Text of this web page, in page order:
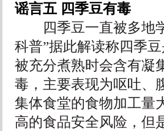
谣言五 四季豆有毒
四季豆一直被多地学
科普”据此解读称四季
被充分煮熟时会含有凝
毒，主要表现为呕吐、
集体食堂的食物加工量
高的食品安全风险，但